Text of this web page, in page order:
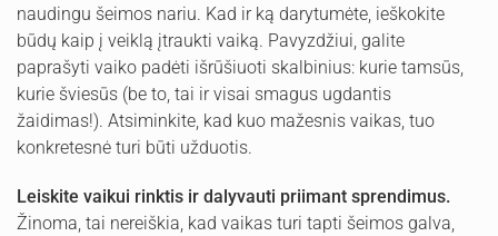
naudingu šeimos nariu. Kad ir ką darytumėte, ieškokite
būdų kaip į veiklą įtraukti vaiką. Pavyzdžiui, galite
paprašyti vaiko padėti išrūšiuoti skalbinius: kurie tamsūs,
kurie šviesūs (be to, tai ir visai smagus ugdantis
žaidimas!). Atsiminkite, kad kuo mažesnis vaikas, tuo
konkretesnė turi būti užduotis.
Leiskite vaikui rinktis ir dalyvauti priimant sprendimus.
Žinoma, tai nereiškia, kad vaikas turi tapti šeimos galva,